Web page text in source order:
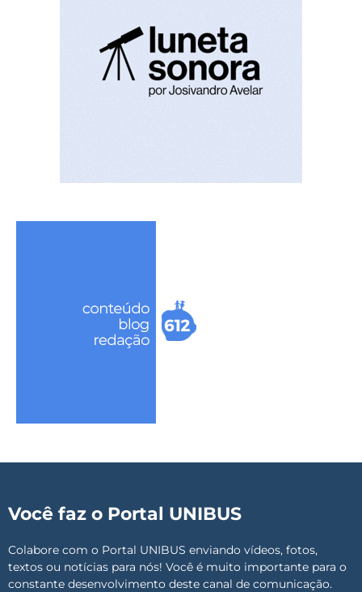
Você faz o Portal UNIBUS
Colabore com o Portal UNIBUS enviando vídeos, fotos,
textos ou notícias para nós! Você é muito importante para o
constante desenvolvimento deste canal de comunicação.